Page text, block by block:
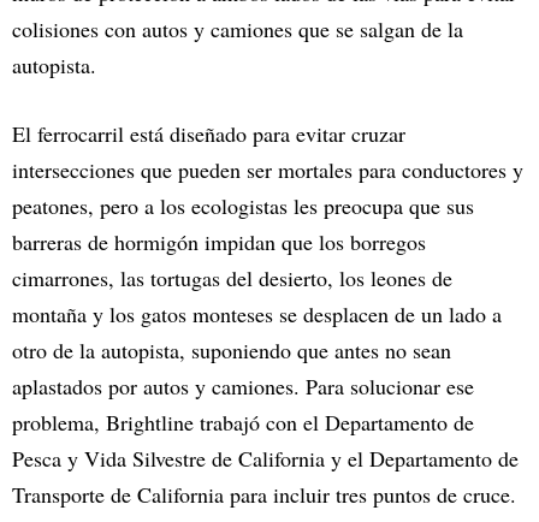
colisiones con autos y camiones que se salgan de la
autopista.
El ferrocarril está diseñado para evitar cruzar
intersecciones que pueden ser mortales para conductores y
peatones, pero a los ecologistas les preocupa que sus
barreras de hormigón impidan que los borregos
cimarrones, las tortugas del desierto, los leones de
montaña y los gatos monteses se desplacen de un lado a
otro de la autopista, suponiendo que antes no sean
aplastados por autos y camiones. Para solucionar ese
problema, Brightline trabajó con el Departamento de
Pesca y Vida Silvestre de California y el Departamento de
Transporte de California para incluir tres puntos de cruce.